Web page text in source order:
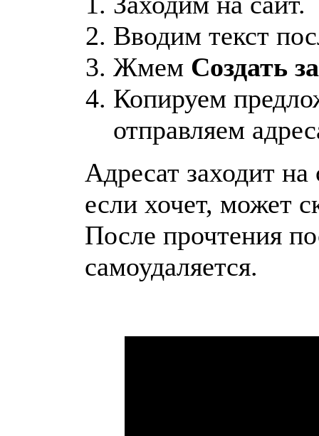
Вводим текст
Жмем Создать
Копируем
отправляем
Адресат заходит на
если хочет, может
После прочтения
самоудаляется.